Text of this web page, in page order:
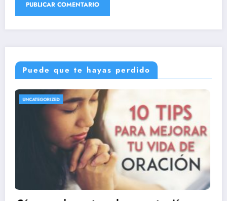
Puede que te hayas perdido
UNCATEGORIZED